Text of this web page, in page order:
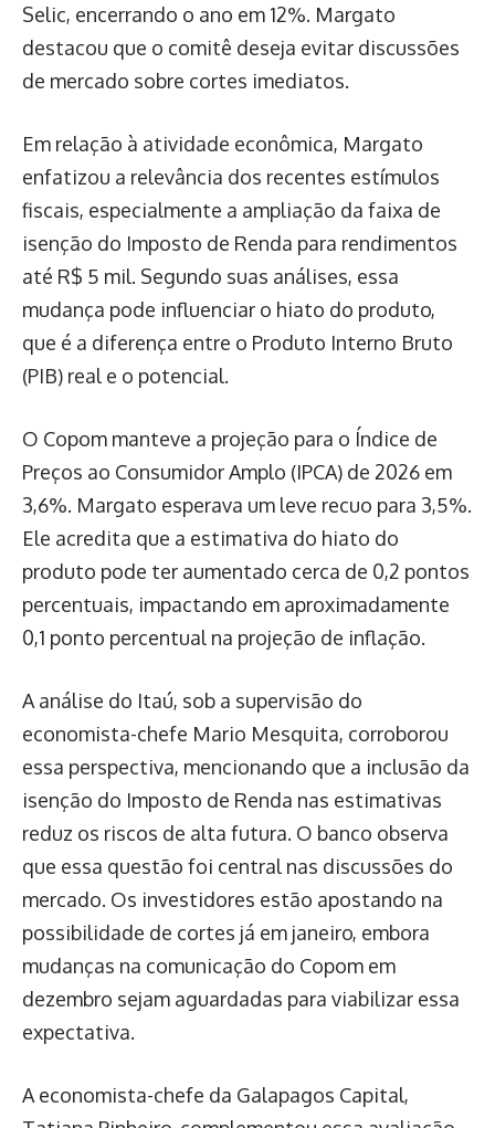
Selic, encerrando o ano em 12%. Margato
destacou que o comitê deseja evitar discussões
de mercado sobre cortes imediatos.
Em relação à atividade econômica, Margato
enfatizou a relevância dos recentes estímulos
fiscais, especialmente a ampliação da faixa de
isenção do Imposto de Renda para rendimentos
até R$ 5 mil. Segundo suas análises, essa
mudança pode influenciar o hiato do produto,
que é a diferença entre o Produto Interno Bruto
(PIB) real e o potencial.
O Copom manteve a projeção para o Índice de
Preços ao Consumidor Amplo (IPCA) de 2026 em
3,6%. Margato esperava um leve recuo para 3,5%.
Ele acredita que a estimativa do hiato do
produto pode ter aumentado cerca de 0,2 pontos
percentuais, impactando em aproximadamente
0,1 ponto percentual na projeção de inflação.
A análise do Itaú, sob a supervisão do
economista-chefe Mario Mesquita, corroborou
essa perspectiva, mencionando que a inclusão da
isenção do Imposto de Renda nas estimativas
reduz os riscos de alta futura. O banco observa
que essa questão foi central nas discussões do
mercado. Os investidores estão apostando na
possibilidade de cortes já em janeiro, embora
mudanças na comunicação do Copom em
dezembro sejam aguardadas para viabilizar essa
expectativa.
A economista-chefe da Galapagos Capital,